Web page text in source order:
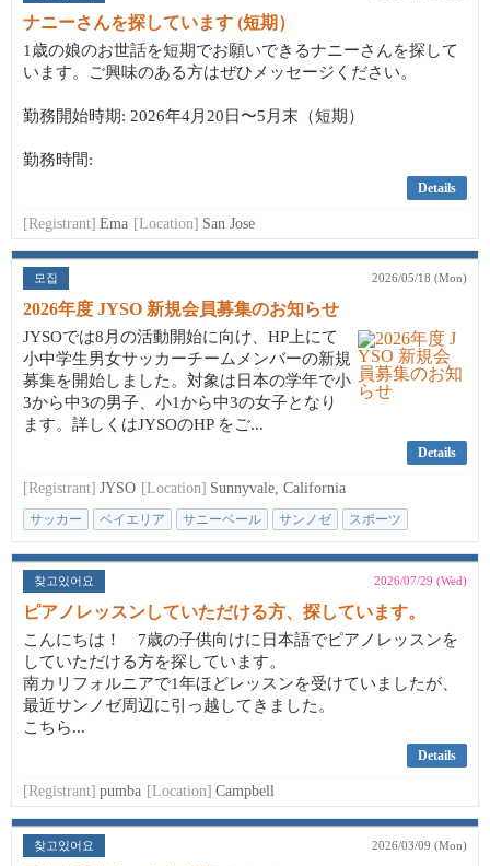
ナニーさんを探しています (短期）
1歳の娘のお世話を短期でお願いできるナニーさんを探して
います。ご興味のある方はぜひメッセージください。
勤務開始時期: 2026年4月20日〜5月末（短期）
勤務時間:
Details
[Registrant] Ema [Location] San Jose
모집 2026/05/18 (Mon)
2026年度 JYSO 新規会員募集のお知らせ
JYSOでは8月の活動開始に向け、HP上にて
小中学生男女サッカーチームメンバーの新規
募集を開始しました。対象は日本の学年で小
3から中3の男子、小1から中3の女子となり
ます。詳しくはJYSOのHP をご...
Details
[Registrant] JYSO [Location] Sunnyvale, California
サッカー ベイエリア サニーベール サンノゼ スポーツ
찾고있어요 2026/07/29 (Wed)
ピアノレッスンしていただける方、探しています。
こんにちは！ 7歳の子供向けに日本語でピアノレッスンを
していただける方を探しています。
南カリフォルニアで1年ほどレッスンを受けていましたが、
最近サンノゼ周辺に引っ越してきました。
こちら...
Details
[Registrant] pumba [Location] Campbell
찾고있어요 2026/03/09 (Mon)